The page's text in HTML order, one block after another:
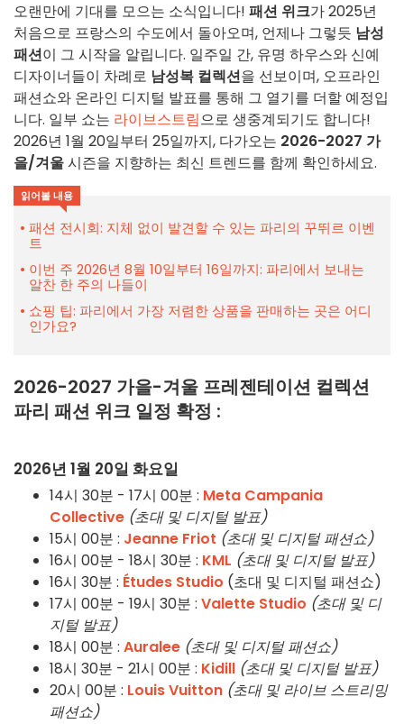
오랜만에 기대를 모으는 소식입니다! 패션 위크가 2025년
처음으로 프랑스의 수도에서 돌아오며, 언제나 그렇듯 남성
패션이 그 시작을 알립니다. 일주일 간, 유명 하우스와 신예
디자이너들이 차례로 남성복 컬렉션을 선보이며, 오프라인
패션쇼와 온라인 디지털 발표를 통해 그 열기를 더할 예정입
니다. 일부 쇼는 라이브스트림으로 생중계되기도 합니다!
2026년 1월 20일부터 25일까지, 다가오는 2026-2027 가
을/겨울시즌을 지향하는 최신 트렌드를 함께 확인하세요.
읽어볼 내용
패션 전시회: 지체 없이 발견할 수 있는 파리의 꾸뛰르 이벤
트
이번 주 2026년 8월 10일부터 16일까지: 파리에서 보내는
알찬 한 주의 나들이
쇼핑 팁: 파리에서 가장 저렴한 상품을 판매하는 곳은 어디
인가요?
2026-2027 가을-겨울 프레젠테이션 컬렉션
파리 패션 위크 일정 확정 :
2026년 1월 20일 화요일
14시 30분 - 17시 00분 : Meta Campania
Collective (초대 및 디지털 발표)
15시 00분 : Jeanne Friot (초대 및 디지털 패션쇼)
16시 00분 - 18시 30분 : KML (초대 및 디지털 발표)
16시 30분 : Études Studio (초대 및 디지털 패션쇼)
17시 00분 - 19시 30분 : Valette Studio (초대 및 디
지털 발표)
18시 00분 : Auralee (초대 및 디지털 패션쇼)
18시 30분 - 21시 00분 : Kidill (초대 및 디지털 발표)
20시 00분 : Louis Vuitton (초대 및 라이브 스트리밍
패션쇼)